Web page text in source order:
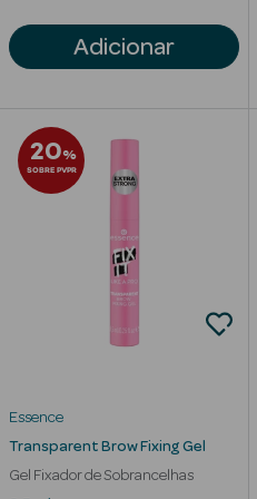
Rosto e
Ver Tudo
Cosmética
Rosto
Hidratantes
Anti-
envelhecimento
Adicionar
20%
SOBRE PVPR
Essence
Transparent Brow Fixing Gel
Gel Fixador de Sobrancelhas